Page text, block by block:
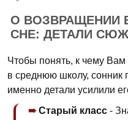
О ВОЗВРАЩЕНИИ
СНЕ: ДЕТАЛИ
Чтобы понять, к чему
в среднюю школу, сонник
именно детали усилили
Старый класс -